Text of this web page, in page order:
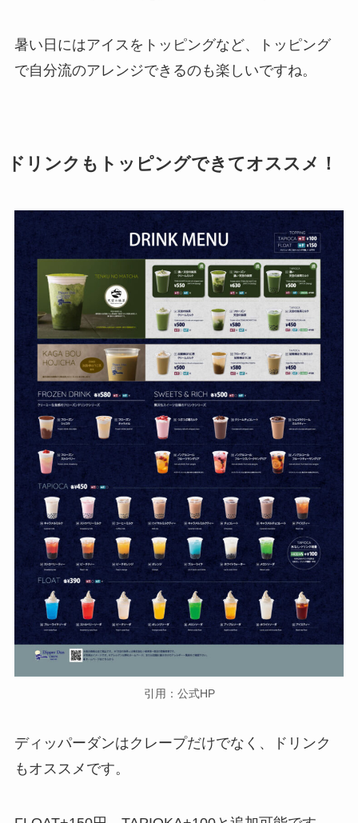
暑い日にはアイスをトッピングなど、トッピング
で自分流のアレンジできるのも楽しいですね。
ドリンクもトッピングできてオススメ！
引用：公式HP
ディッパーダンはクレープだけでなく、ドリンク
もオススメです。